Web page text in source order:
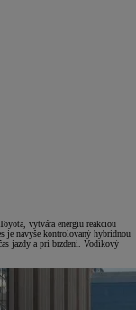
vytvára energiu reakciou
je navyše kontrolovaný hybridnou
jazdy a pri brzdení. Vodíkový